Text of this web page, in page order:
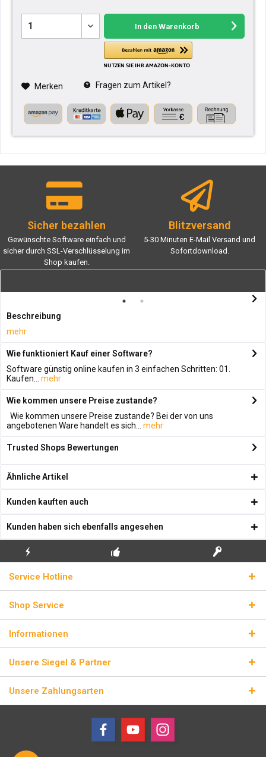
In den Warenkorb
Merken Fragen zum Artikel?
Sicher bezahlen
Gewünschte Software einfach und
sicher durch SSL-Verschlüsselung im
Shop kaufen.
Blitzversand
5-30 Minuten E-Mail Versand und
Sofortdownload.
Beschreibung
mehr
Wie funktioniert Kauf einer Software?
Software günstig online kaufen in 3 einfachen Schritten: 01.
Kaufen...
mehr
Wie kommen unsere Preise zustande?
Wie kommen unsere Preise zustande? Bei der von uns
angebotenen Ware handelt es sich...
mehr
Trusted Shops Bewertungen
Ähnliche Artikel
Kunden kauften auch
Kunden haben sich ebenfalls angesehen
BLITZVERSAND
LIZENZSCHLÜSSEL
Service Hotline
Shop Service
Informationen
Unsere Siegel & Partner
Unsere Zahlungsarten